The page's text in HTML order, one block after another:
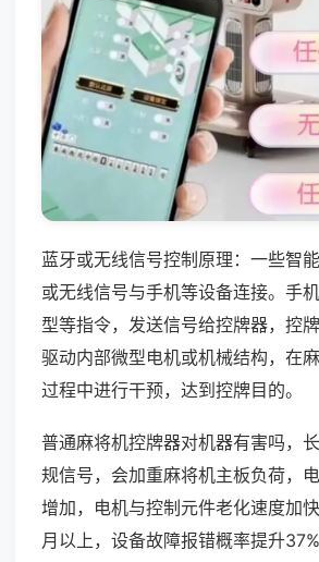
蓝牙或无线信号控制原理：一些智
或无线信号与手机等设备连接。手
型等指令，发送信号给控牌器，控
驱动内部微型电机或机械结构，在
过程中进行干预，达到控牌目的。
普通麻将机控牌器对机器有害吗，
规信号，会加重麻将机主板负荷，
增加，电机与控制元件老化速度加
月以上，设备故障报错概率提升37%